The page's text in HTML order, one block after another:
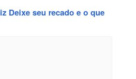
Deixe seu recado e o que